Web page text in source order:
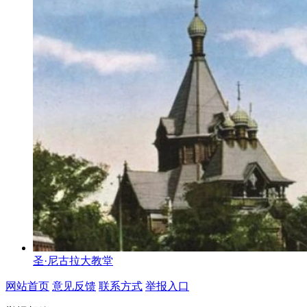
圣·尼古拉大教堂
网站首页 意见反馈 联系方式 举报入口